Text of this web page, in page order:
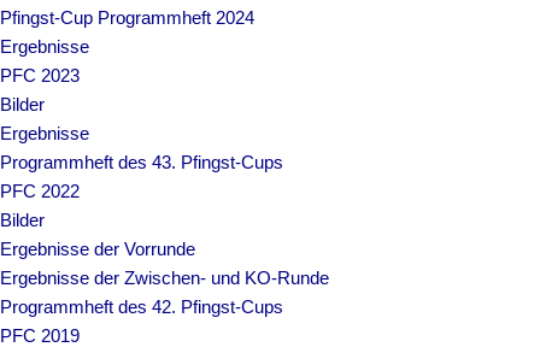
Pfingst-Cup Programmheft 2024
Ergebnisse
PFC 2023
Bilder
Ergebnisse
Programmheft des 43. Pfingst-Cups
PFC 2022
Bilder
Ergebnisse der Vorrunde
Ergebnisse der Zwischen- und KO-Runde
Programmheft des 42. Pfingst-Cups
PFC 2019